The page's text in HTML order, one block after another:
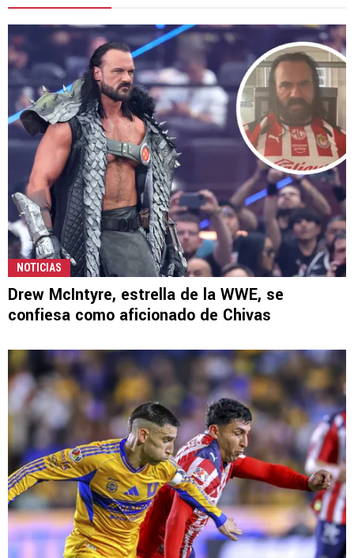
NOTICIAS
Drew McIntyre, estrella de la WWE, se
confiesa como aficionado de Chivas